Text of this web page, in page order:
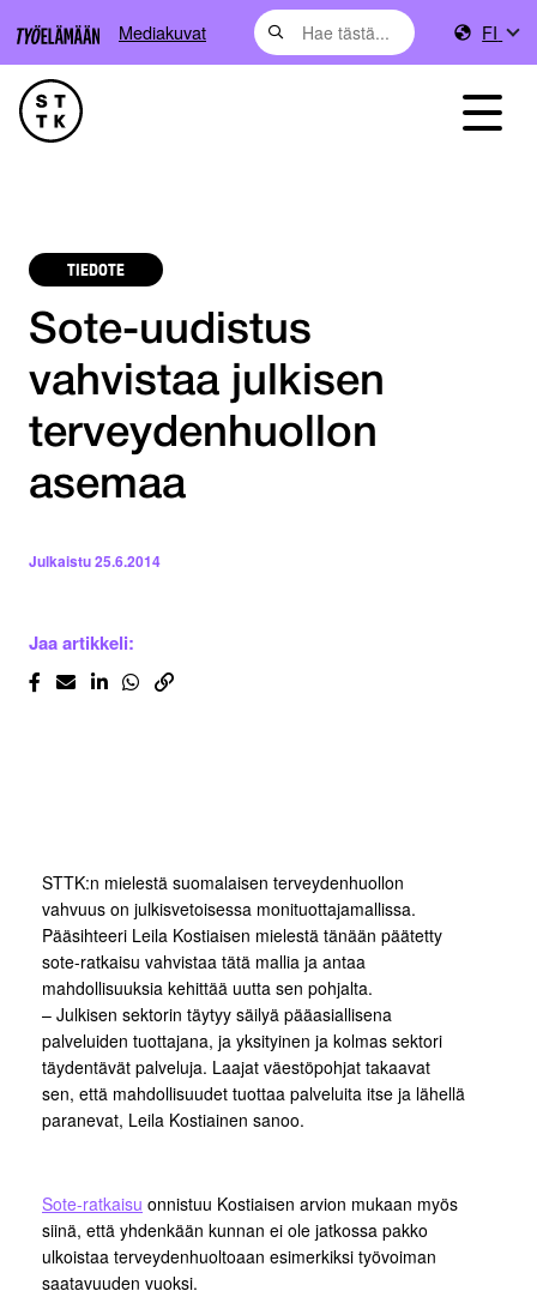
Mediakuvat FI
TIEDOTE
Sote-uudistus
vahvistaa julkisen
terveydenhuollon
asemaa
Julkaistu25.6.2014
Jaa artikkeli:
STTK:n mielestä suomalaisen terveydenhuollon
vahvuus on julkisvetoisessa monituottajamallissa.
Pääsihteeri Leila Kostiaisen mielestä tänään päätetty
sote-ratkaisu vahvistaa tätä mallia ja antaa
mahdollisuuksia kehittää uutta sen pohjalta.
– Julkisen sektorin täytyy säilyä pääasiallisena
palveluiden tuottajana, ja yksityinen ja kolmas sektori
täydentävät palveluja. Laajat väestöpohjat takaavat
sen, että mahdollisuudet tuottaa palveluita itse ja lähellä
paranevat, Leila Kostiainen sanoo.
Sote-ratkaisu onnistuu Kostiaisen arvion mukaan myös
siinä, että yhdenkään kunnan ei ole jatkossa pakko
ulkoistaa terveydenhuoltoaan esimerkiksi työvoiman
saatavuuden vuoksi.